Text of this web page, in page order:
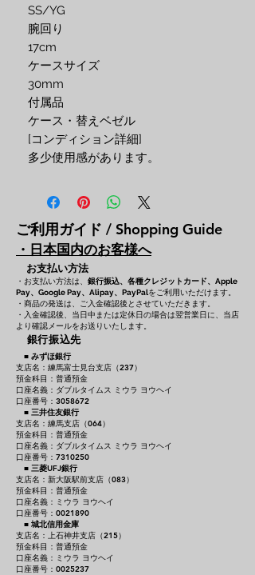
SS/YG
腕回り
17cm
ケースサイズ
30mm
付属品
ケース・替えベゼル
[コンディション詳細]
多少使用感があります。
ご利用ガイド / Shopping Guide
・日本国内のお客様へ
お支払い方法
・お支払い方法は、 銀行振込、各種クレジットカード、 Apple
Pay、Google Pay、Alipay、PayPalをご利用いただけます。
・商品の発送は、ご入金確認後とさせていただきます。
・入金確認後、当日中または定休日の場合は翌営業日に、当店
より確認メールをお送りいたします。
銀行振込先
■ みずほ銀行
支店名：練馬富士見台支店（237）
預金科目：普通預金
口座名義：ダブルタイムス ミウラ ヨウヘイ
口座番号：3058672
■ 三井住友銀行
支店名：練馬支店（064）
預金科目：普通預金
口座名義：ダブルタイムス ミウラ ヨウヘイ
口座番号：7310250
■ 三菱UFJ銀行
支店名：新大阪駅前支店（083）
預金科目：普通預金
口座名義：ミウラ ヨウヘイ
口座番号：0021890
■ 城北信用金庫
支店名：上石神井支店（215）
預金科目：普通預金
口座名義：ミウラ ヨウヘイ
口座番号：0025237